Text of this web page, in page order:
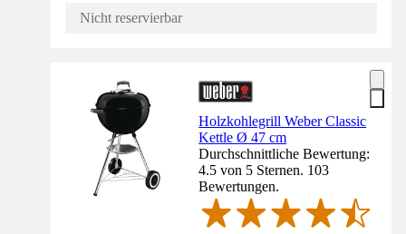
Nicht reservierbar
Holzkohlegrill Weber Classic
Kettle Ø 47 cm
Durchschnittliche Bewertung:
4.5 von 5 Sternen. 103
Bewertungen.